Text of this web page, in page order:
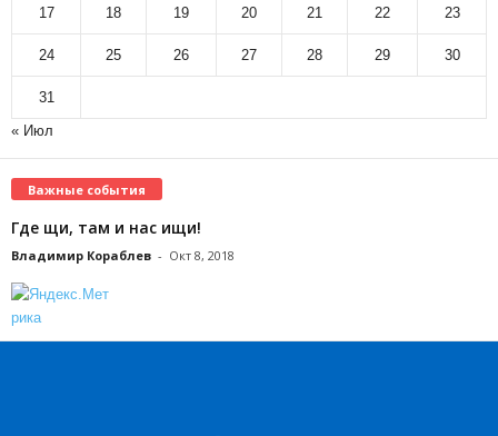
17 18 19 20 21 22 23
24 25 26 27 28 29 30
31
« Июл
Важные события
Где щи, там и нас ищи!
Владимир Кораблев - Окт 8, 2018